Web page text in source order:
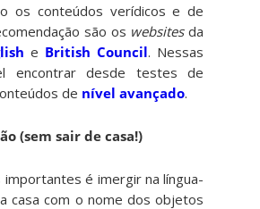
os conteúdos verídicos e de
são os websitesda
e British Council. Nessas
encontrar desde testes de
de nível avançado.
(sem sair de casa!)
importantes é imergir na língua-
casa com o nome dos objetos